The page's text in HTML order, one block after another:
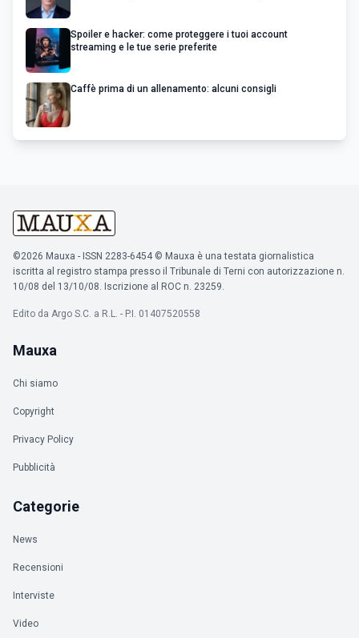
Spoiler e hacker: come proteggere i tuoi account
streaming e le tue serie preferite
Caffè prima di un allenamento: alcuni consigli
©2026 Mauxa - ISSN 2283-6454 © Mauxa è una testata giornalistica
iscritta al registro stampa presso il Tribunale di Terni con autorizzazione n.
10/08 del 13/10/08. Iscrizione al ROC n. 23259.
Edito da Argo S.C. a R.L. - P.I. 01407520558
Mauxa
Chi siamo
Copyright
Privacy Policy
Pubblicità
Categorie
News
Recensioni
Interviste
Video